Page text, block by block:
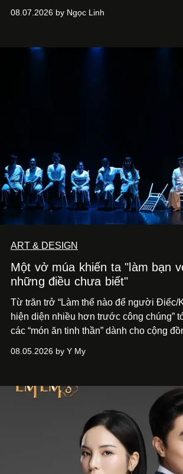
08.07.2026 by Ngọc Linh
ART & DESIGN
Một vở múa khiến ta "làm bạn
những điều chưa biết"
Từ trăn trở “Làm thế nào để người Điếc/
hiện diện nhiều hơn trước công chúng”
các “món ăn tinh thần” dành cho cộng
phẩm múa đương đại thành hiện thực,
08.05.2026 by Y My